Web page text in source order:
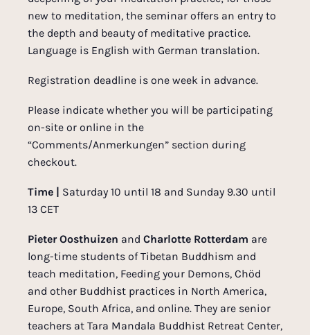
new to meditation, the seminar offers an entry to
the depth and beauty of meditative practice.
Language is English with German translation.
Registration deadline is one week in advance.
Please indicate whether you will be participating
on-site or online in the
“Comments/Anmerkungen” section during
checkout.
Time | Saturday 10 until 18 and Sunday 9.30 until
13 CET
Pieter Oosthuizen and Charlotte Rotterdam are
long-time students of Tibetan Buddhism and
teach meditation, Feeding your Demons, Chöd
and other Buddhist practices in North America,
Europe, South Africa, and online. They are senior
teachers at Tara Mandala Buddhist Retreat Center,